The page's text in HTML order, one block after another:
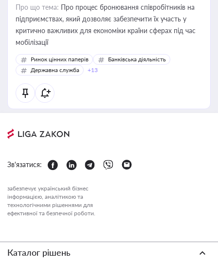
Про що тема: Про процес бронювання співробітників на
підприємствах, який дозволяє забезпечити їх участь у
критично важливих для економіки країни сферах під час
мобілізації
Ринок цінних паперів
Банківська діяльність
Державна служба
+13
Зв'язатися:
забезпечує український бізнес
інформацією, аналітикою та
технологічними рішеннями для
ефективної та безпечної роботи.
Каталог рішень